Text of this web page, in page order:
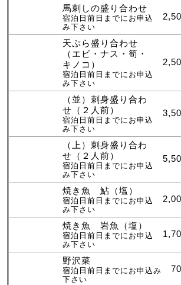
馬刺しの盛り合わせ
宿泊日前日までにお申込
み下さい
天ぷら盛り合わせ
（エビ・ナス・筍・
キノコ）
宿泊日前日までにお申込
み下さい
（並）刺身盛り合わ
せ（２人前）
宿泊日前日までにお申込
み下さい
（上）刺身盛り合わ
せ（２人前）
宿泊日前日までにお申込
み下さい
焼き魚 鮎（塩）
宿泊日前日までにお申込
み下さい
焼き魚 岩魚（塩）
宿泊日前日までにお申込
み下さい
野沢菜
宿泊日前日までにお申込み
下さい